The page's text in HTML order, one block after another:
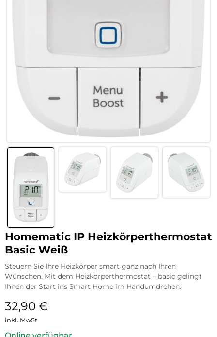
Homematic IP Heizkörperthermostat
Basic Weiß
Steuern Sie Ihre Heizkörper smart ganz nach Ihren
Wünschen. Mit dem Heizkörperthermostat – basic gelingt
Ihnen der Start ins Smart Home im Handumdrehen.
32,90 €
inkl. MwSt.